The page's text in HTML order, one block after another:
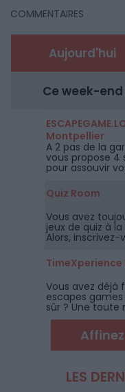
COMMENTAIRES
Aujourd'hui
Ce week-end
Montpellier
A 2 pas de la
vous propose 4
pour assouvir
challenges.
Quiz Room
Vous avez
jeux de quiz à
Alors,
Vous avez déjà
escapes
sûr ? Une toute
ses portes et
missions !
LES